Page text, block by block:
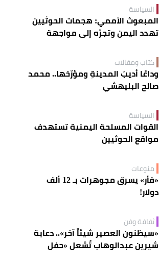
السياسة
المبعوث الأممي: هجمات الحوثيين
تهدد اليمن وتجرّه إلى مواجهة
كتاب ومقالات
وداعًا أديبَ المدينةِ ومؤرّخها.. محمد
صالح البليهشي
السياسة
القوات المسلحة اليمنية تستهدف
مواقع الحوثيين
منوعات
«فأر» يسرق مجوهرات بـ 12 ألف
دولار!
ثقافة وفن
«سيظنون العصير شيئاً آخر».. دعابة
شيرين عبدالوهاب تُشعل «حفل